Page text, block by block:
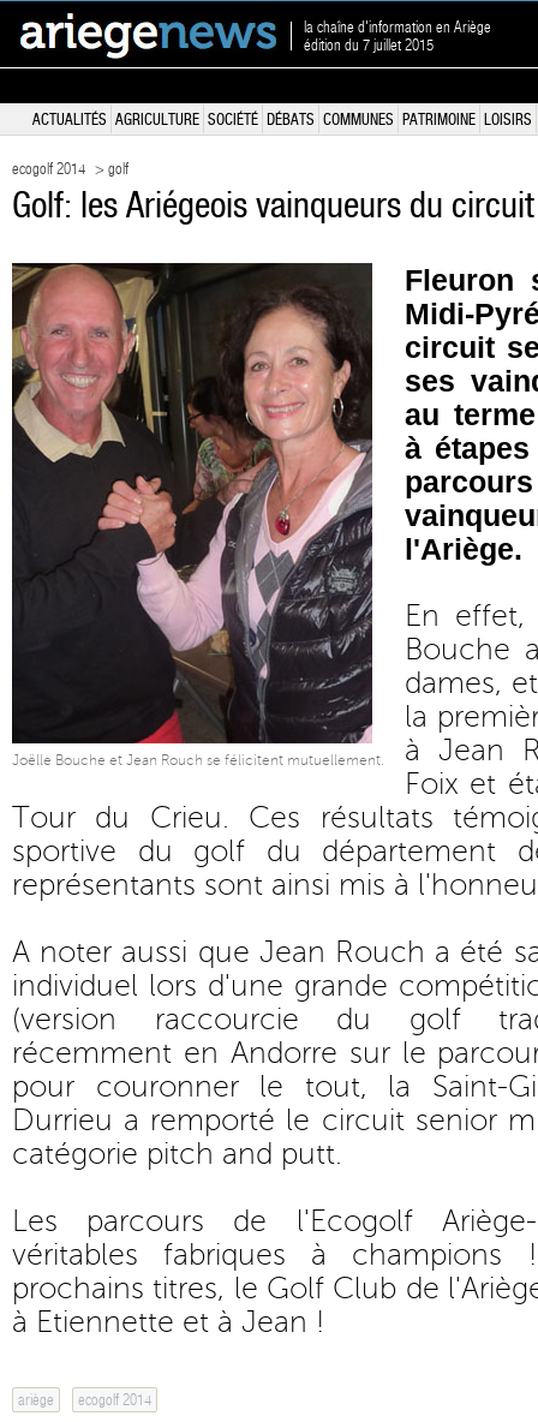
la chaîne d'information en Ariège
édition du 7 juillet 2015
ACTUALITÉS AGRICULTURE SOCIÉTÉ DÉBATS COMMUNES PATRIMOINE LOISIRS
ecogolf 2014 > golf
Golf: les Ariégeois vainqueurs du
Joëlle Bouche et Jean Rouch se félicitent mutuellement.
Fleuron
Midi-
circuit
ses
au
à
l'Ariège.
En effet,
Bouche
dames,
la
à Jean
Foix et
Tour du Crieu. Ces résultats
sportive du golf du département
représentants sont ainsi mis à
A noter aussi que Jean Rouch a été
individuel lors d'une grande
(version raccourcie du golf
récemment en Andorre sur le
pour couronner le tout, la Saint-
Durrieu a remporté le circuit senior
catégorie pitch and putt.
Les parcours de l'Ecogolf
véritables fabriques à
prochains titres, le Golf Club de
à Etiennette et à Jean !
ariège ecogolf 2014